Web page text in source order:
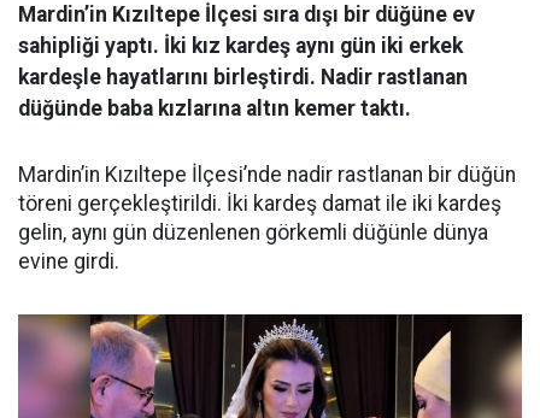
Mardin’in Kızıltepe İlçesi sıra dışı bir düğüne ev
sahipliği yaptı. İki kız kardeş aynı gün iki erkek
kardeşle hayatlarını birleştirdi. Nadir rastlanan
düğünde baba kızlarına altın kemer taktı.
Mardin’in Kızıltepe İlçesi’nde nadir rastlanan bir düğün
töreni gerçekleştirildi. İki kardeş damat ile iki kardeş
gelin, aynı gün düzenlenen görkemli düğünle dünya
evine girdi.